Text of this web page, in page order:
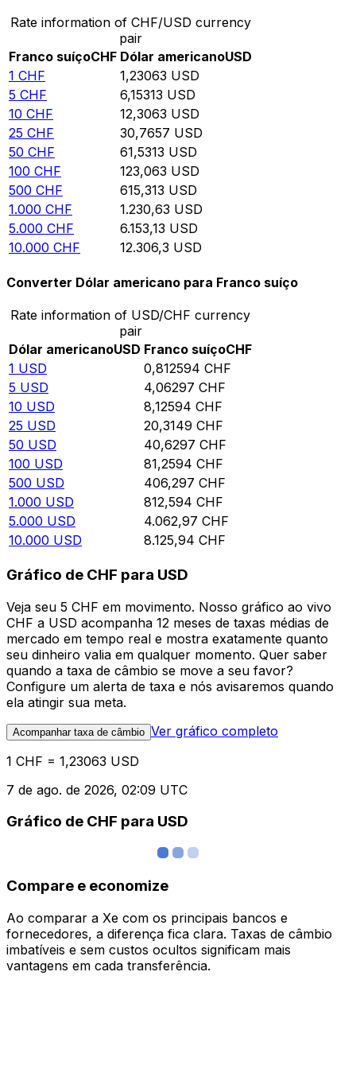
Rate information of CHF/USD currency
pair
Franco suíçoCHF Dólar americanoUSD
1 CHF 1,23063 USD
5 CHF 6,15313 USD
10 CHF 12,3063 USD
25 CHF 30,7657 USD
50 CHF 61,5313 USD
100 CHF 123,063 USD
500 CHF 615,313 USD
1.000 CHF 1.230,63 USD
5.000 CHF 6.153,13 USD
10.000 CHF 12.306,3 USD
Converter Dólar americano para Franco suíço
Rate information of USD/CHF currency
pair
Dólar americanoUSD Franco suíçoCHF
1 USD 0,812594 CHF
5 USD 4,06297 CHF
10 USD 8,12594 CHF
25 USD 20,3149 CHF
50 USD 40,6297 CHF
100 USD 81,2594 CHF
500 USD 406,297 CHF
1.000 USD 812,594 CHF
5.000 USD 4.062,97 CHF
10.000 USD 8.125,94 CHF
Gráfico de CHF para USD
Veja seu 5 CHF em movimento. Nosso gráfico ao vivo
CHF a USD acompanha 12 meses de taxas médias de
mercado em tempo real e mostra exatamente quanto
seu dinheiro valia em qualquer momento. Quer saber
quando a taxa de câmbio se move a seu favor?
Configure um alerta de taxa e nós avisaremos quando
ela atingir sua meta.
Acompanhar taxa de câmbio Ver gráfico completo
1 CHF = 1,23063 USD
7 de ago. de 2026, 02:09 UTC
Gráfico de CHF para USD
Compare e economize
Ao comparar a Xe com os principais bancos e
fornecedores, a diferença fica clara. Taxas de câmbio
imbatíveis e sem custos ocultos significam mais
vantagens em cada transferência.